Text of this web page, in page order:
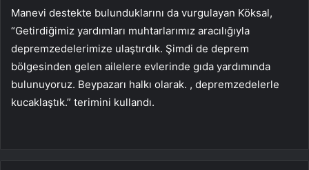
Manevi destekte bulunduklarını da vurgulayan Köksal,
“Getirdiğimiz yardımları muhtarlarımız aracılığıyla
depremzedelerimize ulaştırdık. Şimdi de deprem
bölgesinden gelen ailelere evlerinde gıda yardımında
bulunuyoruz. Beypazarı halkı olarak. , depremzedelerle
kucaklaştık.” terimini kullandı.